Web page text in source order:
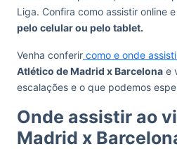
Liga. Confira como assistir online
pelo celular ou pelo tablet.
Venha conferir como e onde
Atlético de Madrid x Barcelona e
escalações e o que podemos
Onde assistir ao
Madrid x